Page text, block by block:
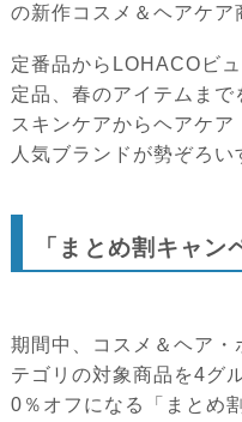
の新作コスメ＆ヘアケア
定番品からLOHACOビ
定品、春のアイテムまで
スキンケアからヘアケ
人気ブランドが勢ぞろい
「まとめ割キャン
期間中、コスメ＆ヘア・
テゴリの対象商品を4グ
0％オフになる「まとめ